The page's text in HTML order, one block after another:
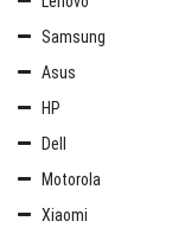
Samsung
Asus
HP
Dell
Motorola
Xiaomi